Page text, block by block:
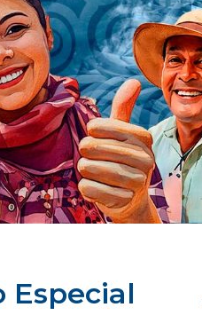
Especial